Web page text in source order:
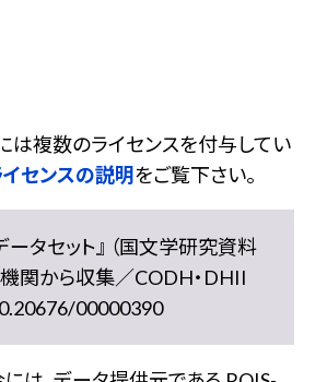
は複数のライセンスを付与してい
イセンスの説明をご覧下さい。
ータセット』 （国文学研究資料
関から収集／CODH・DHII
00000390